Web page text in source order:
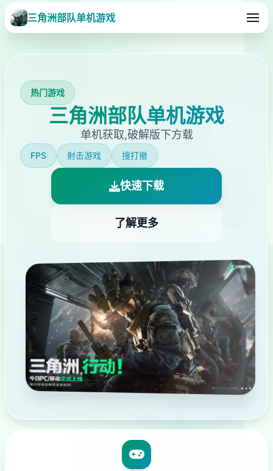
三角洲部队单机游戏
热门游戏
三角洲部队单机游戏
单机获取,破解版下方载
FPS 射击游戏 搜打撤
快速下载
了解更多